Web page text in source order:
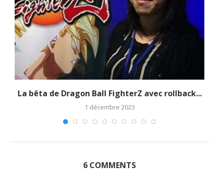
La bêta de Dragon Ball FighterZ avec rollback...
1 décembre 2023
6 COMMENTS